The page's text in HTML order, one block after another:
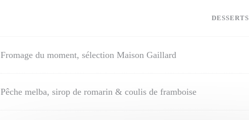
DESSERTS
Fromage du moment, sélection Maison Gaillard
Pêche melba, sirop de romarin & coulis de framboise